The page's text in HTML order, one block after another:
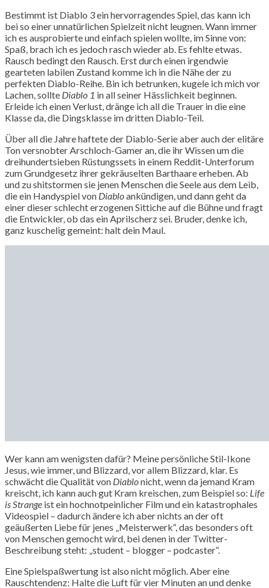
Bestimmt ist Diablo 3 ein hervorragendes Spiel, das kann ich
bei so einer unnatürlichen Spielzeit nicht leugnen. Wann immer
ich es ausprobierte und einfach spielen wollte, im Sinne von:
Spaß, brach ich es jedoch rasch wieder ab. Es fehlte etwas.
Rausch bedingt den Rausch. Erst durch einen irgendwie
gearteten labilen Zustand komme ich in die Nähe der zu
perfekten Diablo-Reihe. Bin ich betrunken, kugele ich mich vor
Lachen, sollte Diablo 1 in all seiner Hässlichkeit beginnen.
Erleide ich einen Verlust, dränge ich all die Trauer in die eine
Klasse da, die Dingsklasse im dritten Diablo-Teil.
Über all die Jahre haftete der Diablo-Serie aber auch der elitäre
Ton versnobter Arschloch-Gamer an, die ihr Wissen um die
dreihundertsieben Rüstungssets in einem Reddit-Unterforum
zum Grundgesetz ihrer gekräuselten Barthaare erheben. Ab
und zu shitstormen sie jenen Menschen die Seele aus dem Leib,
die ein Handyspiel von Diabloankündigen, und dann geht da
einer dieser schlecht erzogenen Sittiche auf die Bühne und fragt
die Entwickler, ob das ein Aprilscherz sei. Bruder, denke ich,
ganz kuschelig gemeint: halt dein Maul.
Wer kann am wenigsten dafür? Meine persönliche Stil-Ikone
Jesus, wie immer, und Blizzard, vor allem Blizzard, klar. Es
schwächt die Qualität von Diablonicht, wenn da jemand Kram
kreischt, ich kann auch gut Kram kreischen, zum Beispiel so: Life
is Strange ist ein hochnotpeinlicher Film und ein katastrophales
Videospiel – dadurch ändere ich aber nichts an der oft
geäußerten Liebe für jenes „Meisterwerk“, das besonders oft
von Menschen gemocht wird, bei denen in der Twitter-
Beschreibung steht: „student – blogger – podcaster“.
Eine Spielspaßwertung ist also nicht möglich. Aber eine
Rauschtendenz: Halte die Luft für vier Minuten an und denke